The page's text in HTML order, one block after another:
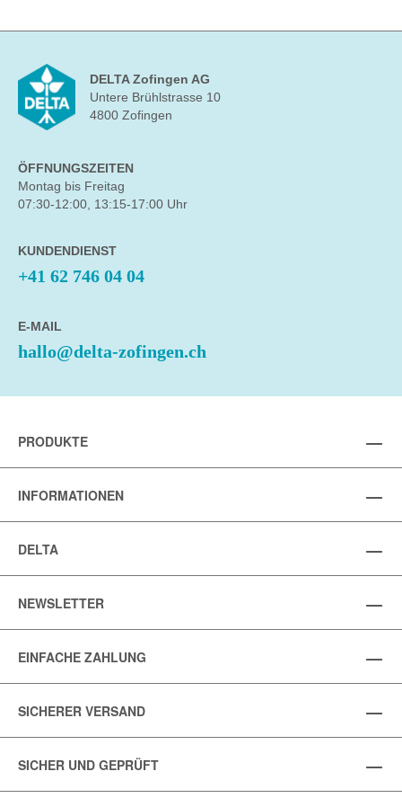
DELTA Zofingen AG
Untere Brühlstrasse 10
4800 Zofingen
ÖFFNUNGSZEITEN
Montag bis Freitag
07:30-12:00, 13:15-17:00 Uhr
KUNDENDIENST
+41 62 746 04 04
E-MAIL
hallo@delta-zofingen.ch
PRODUKTE
INFORMATIONEN
DELTA
NEWSLETTER
EINFACHE ZAHLUNG
SICHERER VERSAND
SICHER UND GEPRÜFT